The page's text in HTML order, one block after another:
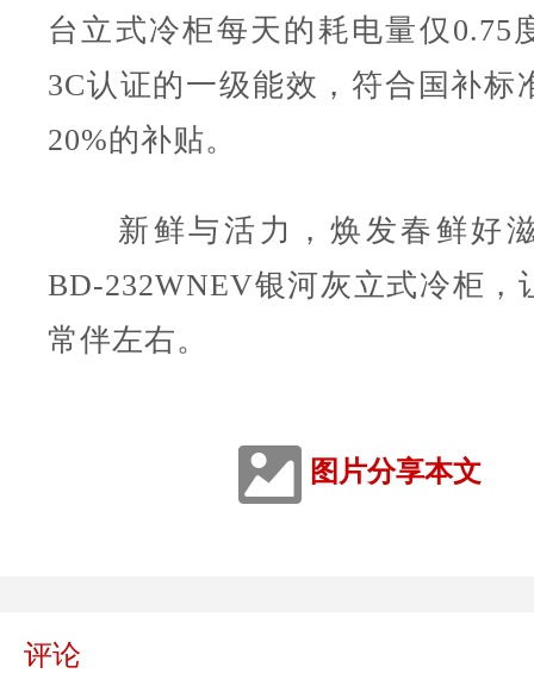
台立式冷柜每天的耗电量仅0.75
3C认证的一级能效，符合国补标
20%的补贴。
新鲜与活力，焕发春鲜好
BD-232WNEV银河灰立式冷柜，
常伴左右。
图片分享本文
评论